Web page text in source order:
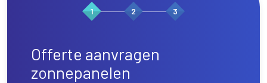
1 2 3
Offerte aanvragen
zonnepanelen